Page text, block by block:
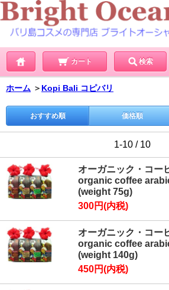
カート 検索
ホーム ＞ Kopi Bali コピバリ
おすすめ順 価格順
1-10 / 10
オーガニック・コー
organic coffee
(weight 75g)
300円(内税)
オーガニック・コー
organic coffee
(weight 140g)
450円(内税)